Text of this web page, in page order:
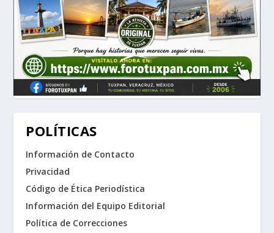
POLÍTICAS
Información de Contacto
Privacidad
Código de Ética Periodística
Información del Equipo Editorial
Política de Correcciones